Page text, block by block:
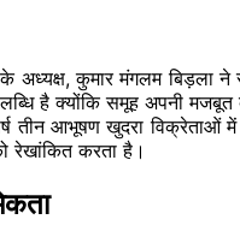
अध्यक्ष, कुमार मंगलमबिड़लाने
है क्योंकि समूह अपनी मजबूत
तीन आभूषण खुदरा विक्रेताओं में
रेखांकित करता है।